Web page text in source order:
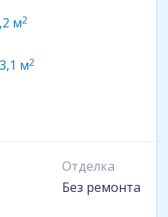
м2
м2
Отделка
Без ремонта